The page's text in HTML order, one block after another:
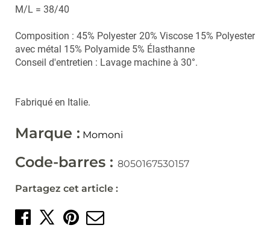
M/L = 38/40
Composition : 45% Polyester 20% Viscose 15% Polyester
avec métal 15% Polyamide 5% Élasthanne
Conseil d'entretien : Lavage machine à 30°.
Fabriqué en Italie.
Marque : Momoni
Code-barres : 8050167530157
Partagez cet article :
Partager sur Facebook
Partager sur X
Créer un épingle sur
Envoyer par mail